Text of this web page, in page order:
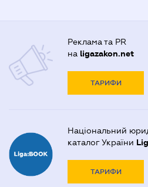
Реклама та PR
на ligazakon.net
ТАРИФИ
Національний
каталог України
ТАРИФИ